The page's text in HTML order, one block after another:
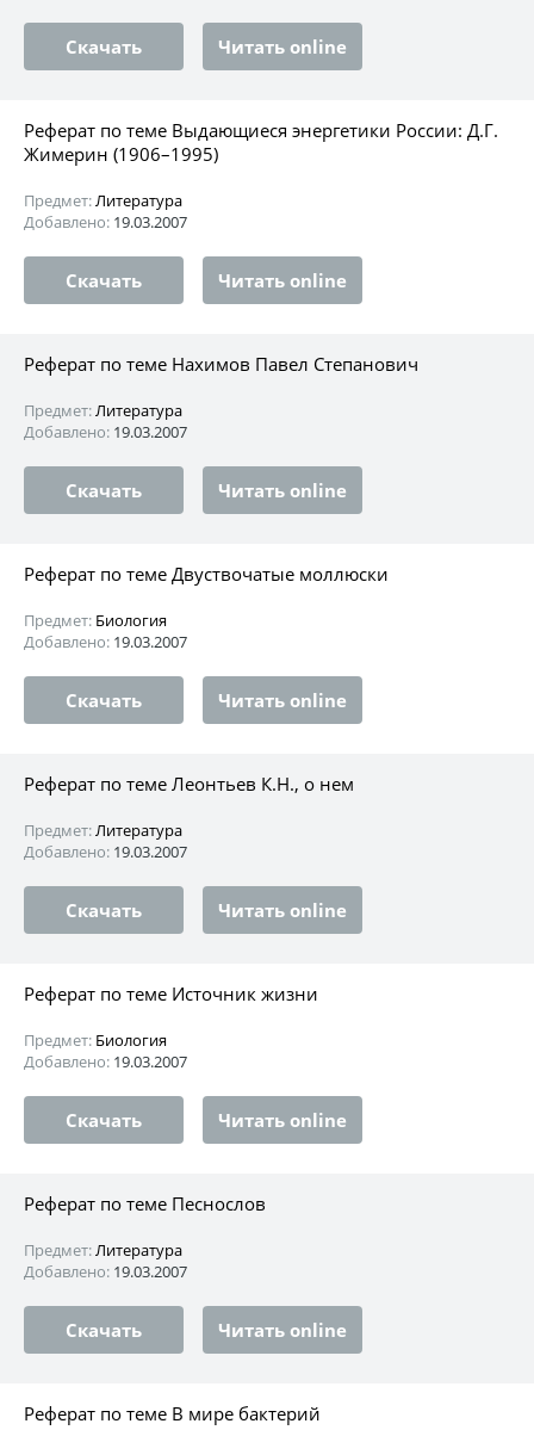
Скачать Читать online
Реферат по теме Выдающиеся энергетики России: Д.Г.
Жимерин (1906–1995)
Предмет:Литература
Добавлено: 19.03.2007
Скачать Читать online
Реферат по теме Нахимов Павел Степанович
Предмет:Литература
Добавлено: 19.03.2007
Скачать Читать online
Реферат по теме Двуствочатые моллюски
Предмет: Биология
Добавлено: 19.03.2007
Скачать Читать online
Реферат по теме Леонтьев К.Н., о нем
Предмет:Литература
Добавлено: 19.03.2007
Скачать Читать online
Реферат по теме Источник жизни
Предмет: Биология
Добавлено: 19.03.2007
Скачать Читать online
Реферат по теме Песнослов
Предмет:Литература
Добавлено: 19.03.2007
Скачать Читать online
Реферат по теме В мире бактерий